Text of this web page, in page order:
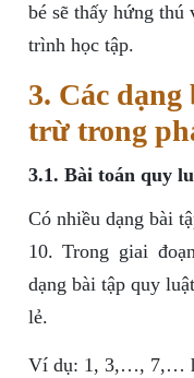
bé sẽ thấy hứng thú
trình học tập.
3. Các
trừ trong
3.1. Bài toán quy
Có nhiều dạng bài
10. Trong giai
dạng bài tập quy
lẻ.
Ví dụ: 1, 3,…, 7,…